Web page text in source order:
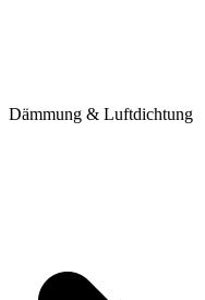
Dämmung & Luftdichtung